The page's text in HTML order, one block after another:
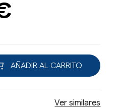
AÑADIR AL CARRITO
Ver similares